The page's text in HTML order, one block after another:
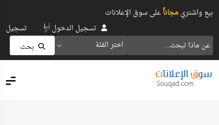
بيع واشتريمجاناًعلى سوق الإعلانات
اختر الفئة بحث
تسجيل الدخولأو تسجيل